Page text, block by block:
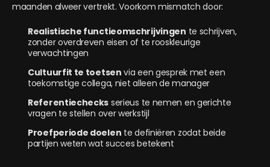
maanden alweer vertrekt. Voorkom mismatch door:
Realistische functieomschrijvingen te schrijven,
zonder overdreven eisen of te rooskleurige
verwachtingen
Cultuurfit te toetsen via een gesprek met een
toekomstige collega, niet alleen de manager
Referentiechecks serieus te nemen en gerichte
vragen te stellen over werkstijl
Proefperiode doelen te definiëren zodat beide
partijen weten wat succes betekent